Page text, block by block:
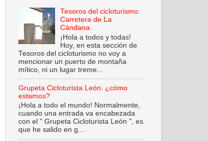
Tesoros del cicloturismo.
Carretera de La
Cándana.
¡Hola a todos y todas!
Hoy, en esta sección de
Tesoros del cicloturismo no voy a
mencionar un puerto de montaña
mítico, ni un lugar treme...
Grupeta Cicloturista León: ¿cómo
estamos?
¡Hola a todo el mundo! Normalmente,
cuando una entrada va encabezada
con el " Grupeta Cicloturista León ", es
que he salido en g...